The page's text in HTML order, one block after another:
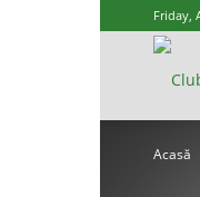
Friday,
Acasă